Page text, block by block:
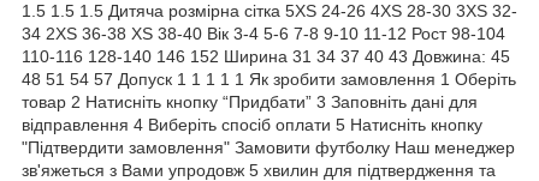
1.5 1.5 1.5 Дитяча розмірна сітка 5XS 24-26 4XS 28-30 3XS 32-
34 2XS 36-38 XS 38-40 Вік 3-4 5-6 7-8 9-10 11-12 Рост 98-104
110-116 128-140 146 152 Ширина 31 34 37 40 43 Довжина: 45
48 51 54 57 Допуск 1 1 1 1 1 Як зробити замовлення 1 Оберіть
товар 2 Натисніть кнопку “Придбати” 3 Заповніть дані для
відправлення 4 Виберіть спосіб оплати 5 Натисніть кнопку
"Підтвердити замовлення" Замовити футболку Наш менеджер
зв'яжеться з Вами упродовж 5 хвилин для підтвердження та